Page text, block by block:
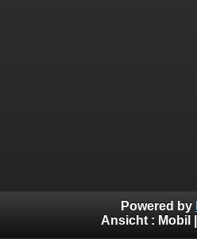
Powered by
Ansicht : Mobil